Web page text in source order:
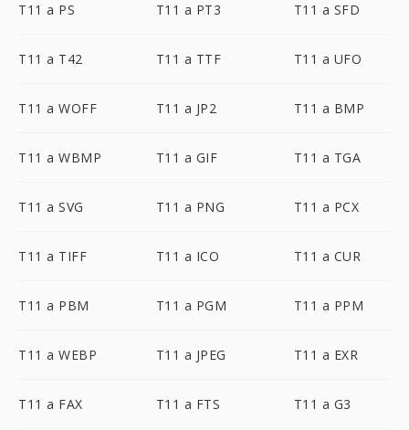
T11 a PS T11 a PT3 T11 a SFD
T11 a T42 T11 a TTF T11 a UFO
T11 a WOFF T11 a JP2 T11 a BMP
T11 a WBMP T11 a GIF T11 a TGA
T11 a SVG T11 a PNG T11 a PCX
T11 a TIFF T11 a ICO T11 a CUR
T11 a PBM T11 a PGM T11 a PPM
T11 a WEBP T11 a JPEG T11 a EXR
T11 a FAX T11 a FTS T11 a G3